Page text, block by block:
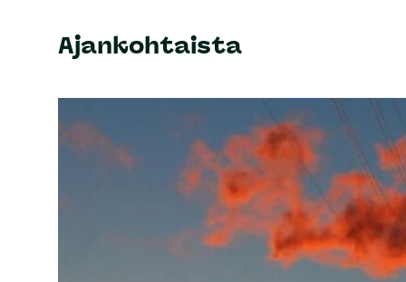
Ajankohtaista